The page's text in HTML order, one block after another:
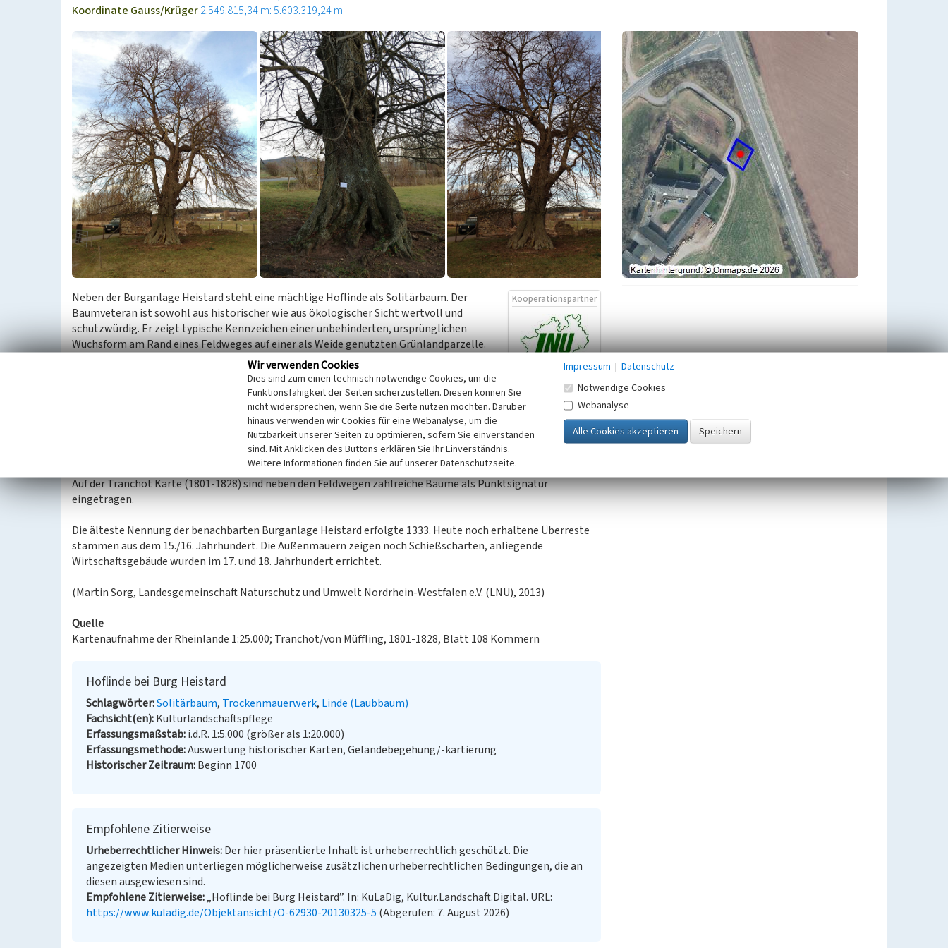
Koordinate Gauss/Krüger2.549.815,34 m: 5.603.319,24 m
Kooperationspartner
Neben der Burganlage Heistard steht eine mächtige Hoflinde als Solitärbaum. Der
Baumveteran ist sowohl aus historischer wie aus ökologischer Sicht wertvoll und
schutzwürdig. Er zeigt typische Kennzeichen einer unbehinderten, ursprünglichen
Wuchsform am Rand eines Feldweges auf einer als Weide genutzten Grünlandparzelle.
Spuren lang zurückliegender Schneitelungen sind mit heutigen Baumhöhlenöffnungen
in über 8 Metern Höhe erkennbar. Sowohl im unteren (Stammfußhöhlen) als auch
höheren Hauptstammbereich zeigt der vitale Altbaum seitliche
An dem daneben liegenden Feldweg befinden sich ebenfalls historisch wie ökologisch wertvolle, aus
Bruchsteinen geschichtete, überwiegend unverfugte Trockensteinmauern.
Auf der Tranchot Karte (1801-1828) sind neben den Feldwegen zahlreiche Bäume als Punktsignatur
eingetragen.
Die älteste Nennung der benachbarten Burganlage Heistard erfolgte 1333. Heute noch erhaltene Überreste
stammen aus dem 15./16. Jahrhundert. Die Außenmauern zeigen noch Schießscharten, anliegende
Wirtschaftsgebäude wurden im 17. und 18. Jahrhundert errichtet.
(Martin Sorg, Landesgemeinschaft Naturschutz und Umwelt Nordrhein-Westfalen e.V. (LNU), 2013)
Quelle
Kartenaufnahme der Rheinlande 1:25.000; Tranchot/von Müffling, 1801-1828, Blatt 108 Kommern
Hoflinde bei Burg Heistard
Schlagwörter Solitärbaum Trockenmauerwerk Linde (Laubbaum)
Fachsicht(en) Kulturlandschaftspflege
Erfassungsmaßstab i.d.R. 1:5.000 (größer als 1:20.000)
Erfassungsmethode Auswertung historischer Karten, Geländebegehung/-kartierung
Historischer Zeitraum Beginn 1700
Empfohlene Zitierweise
Urheberrechtlicher Hinweis Der hier präsentierte Inhalt ist urheberrechtlich geschützt. Die
angezeigten Medien unterliegen möglicherweise zusätzlichen urheberrechtlichen Bedingungen, die an
diesen ausgewiesen sind.
Empfohlene Zitierweise „Hoflinde bei Burg Heistard”. In: KuLaDig, Kultur.Landschaft.Digital. URL:
https://www.kuladig.de/Objektansicht/O-62930-20130325-5 (Abgerufen: 7. August 2026)
Wir verwenden Cookies
Dies sind zum einen technisch notwendige Cookies, um die
Funktionsfähigkeit der Seiten sicherzustellen. Diesen können Sie
nicht widersprechen, wenn Sie die Seite nutzen möchten. Darüber
hinaus verwenden wir Cookies für eine Webanalyse, um die
Nutzbarkeit unserer Seiten zu optimieren, sofern Sie einverstanden
sind. Mit Anklicken des Buttons erklären Sie Ihr Einverständnis.
Weitere Informationen finden Sie auf unserer Datenschutzseite.
Impressum | Datenschutz
Notwendige Cookies
Webanalyse